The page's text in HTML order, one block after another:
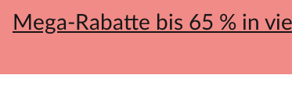
Mega-Rabatte bis 65 % in